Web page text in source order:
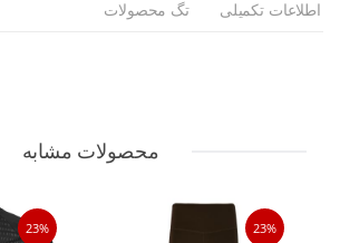
اطلاعات تکمیلی تگ محصولات
محصولات مشابه
23%
23%